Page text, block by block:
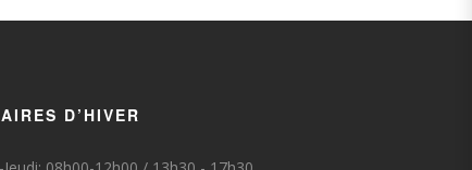
D’HIVER